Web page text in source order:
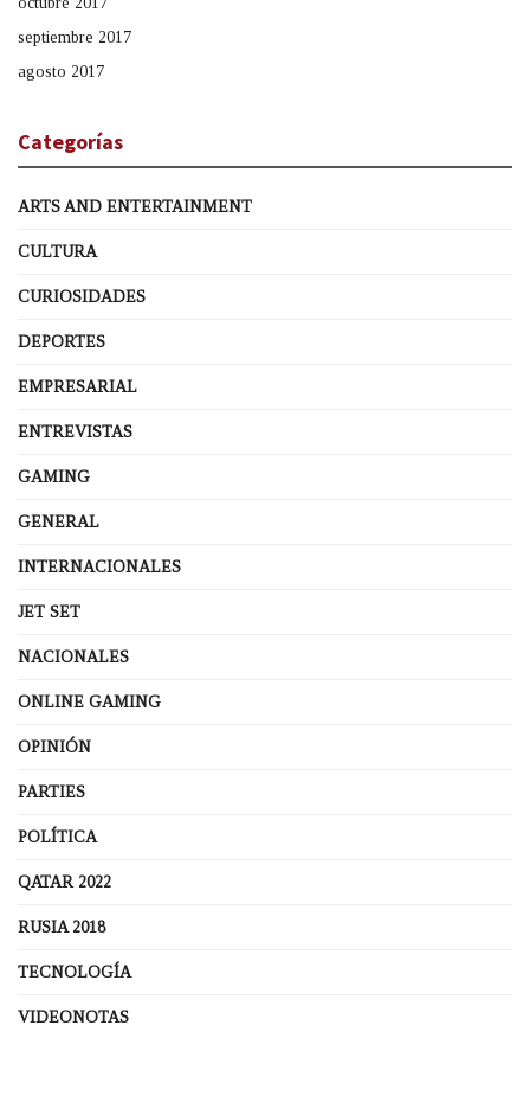
septiembre 2017
agosto 2017
Categorías
ARTS AND ENTERTAINMENT
CULTURA
CURIOSIDADES
DEPORTES
EMPRESARIAL
ENTREVISTAS
GAMING
GENERAL
INTERNACIONALES
JET SET
NACIONALES
ONLINE GAMING
OPINIÓN
PARTIES
POLÍTICA
QATAR 2022
RUSIA 2018
TECNOLOGÍA
VIDEONOTAS